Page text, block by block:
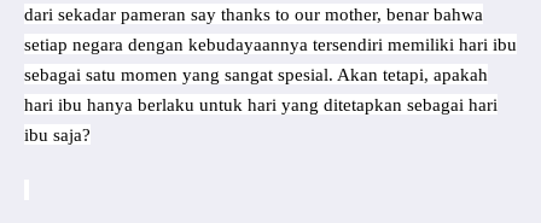
dari sekadar pameran say thanks to our mother, benar bahwa
setiap negara dengan kebudayaannya tersendiri memiliki hari ibu
sebagai satu momen yang sangat spesial. Akan tetapi, apakah
hari ibu hanya berlaku untuk hari yang ditetapkan sebagai hari
ibu saja?